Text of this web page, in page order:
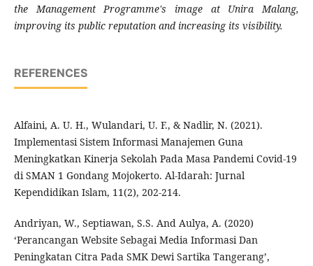
the Management Programme's image at Unira Malang,
improving its public reputation and increasing its visibility.
REFERENCES
Alfaini, A. U. H., Wulandari, U. F., & Nadlir, N. (2021).
Implementasi Sistem Informasi Manajemen Guna
Meningkatkan Kinerja Sekolah Pada Masa Pandemi Covid-19
di SMAN 1 Gondang Mojokerto. Al-Idarah: Jurnal
Kependidikan Islam, 11(2), 202-214.
Andriyan, W., Septiawan, S.S. And Aulya, A. (2020)
‘Perancangan Website Sebagai Media Informasi Dan
Peningkatan Citra Pada SMK Dewi Sartika Tangerang’,